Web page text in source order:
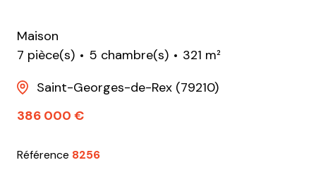
Maison
7 pièce(s)
5 chambre(s)
321 m²
Saint-Georges-de-Rex (79210)
386 000 €
Référence 8256